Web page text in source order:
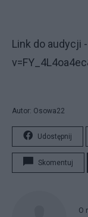
Link do audycji
Autor: Osowa22
Udostępnij
Skomentuj
O